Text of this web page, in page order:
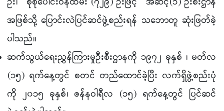
အဖြစ်သို့ ပြောင်းလဲပြင်ဆင်ဖွဲ့စည်းရန် သဘောတူ ဆုံးဖြတ်ခဲ့
ပါသည်။
ဆက်သွယ်ရေးညွှန်ကြားမှုဦးစီးဌာနကို ၁၉၇၂ ခုနှစ် ၊ မတ်လ
(၁၅) ရက်နေ့တွင် စတင် တည်ထောင်ခဲ့ပြီး လက်ရှိဖွဲ့စည်းပုံ
ကို ၂၀၁၅ ခုနှစ်၊ ဇန်နဝါရီလ (၁၅) ရက်နေ့တွင် ပြင်ဆင်